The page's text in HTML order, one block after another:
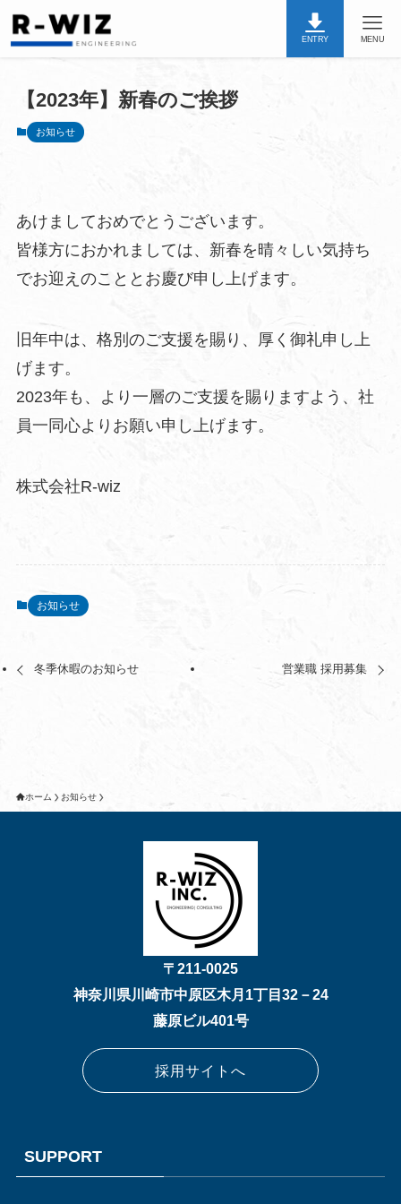
ENTRY MENU
【2023年】新春のご挨拶
お知らせ
あけましておめでとうございます。
皆様方におかれましては、新春を晴々しい気持ち
でお迎えのこととお慶び申し上げます。
旧年中は、格別のご支援を賜り、厚く御礼申し上
げます。
2023年も、より一層のご支援を賜りますよう、社
員一同心よりお願い申し上げます。
株式会社R-wiz
お知らせ
冬季休暇のお知らせ 営業職 採用募集
ホーム お知らせ
〒211-0025
神奈川県川崎市中原区木月1丁目32－24
藤原ビル401号
採用サイトへ
SUPPORT